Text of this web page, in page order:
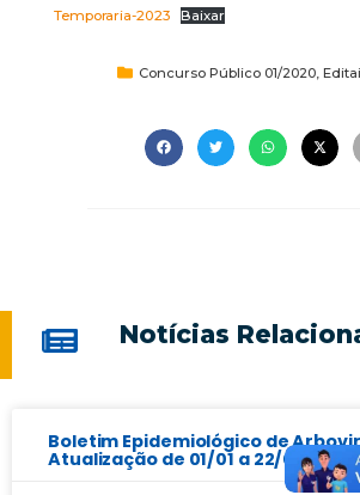
Temporaria-2023
Baixar
Concurso Público 01/2020,
Notícias
Boletim Epidemiológico de
Atualização de 01/01 a 22/07/2026